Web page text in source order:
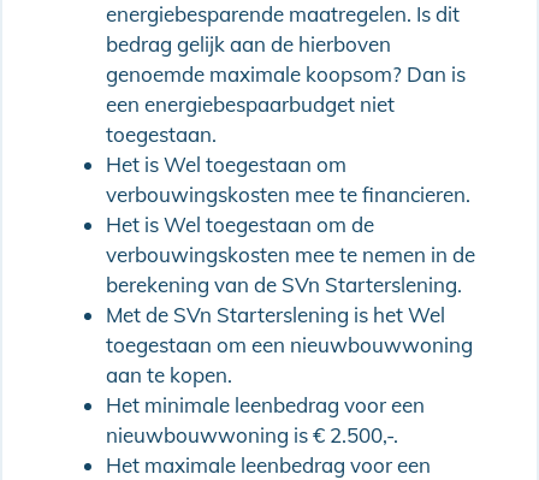
energiebesparende maatregelen. Is dit
bedrag gelijk aan de hierboven
genoemde maximale koopsom? Dan is
een energiebespaarbudget niet
toegestaan.
Het is Wel toegestaan om
verbouwingskosten mee te financieren.
Het is Wel toegestaan om de
verbouwingskosten mee te nemen in de
berekening van de SVn Starterslening.
Met de SVn Starterslening is het Wel
toegestaan om een nieuwbouwwoning
aan te kopen.
Het minimale leenbedrag voor een
nieuwbouwwoning is € 2.500,-.
Het maximale leenbedrag voor een